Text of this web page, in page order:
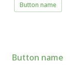
Button name
Button name